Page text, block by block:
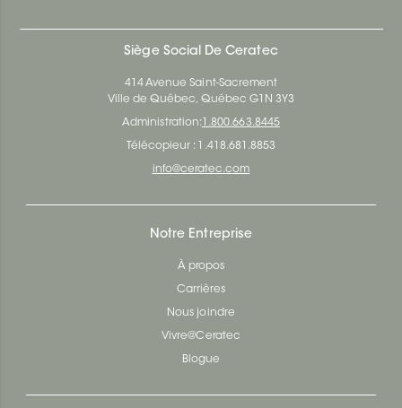
Siège Social De Ceratec
414 Avenue Saint-Sacrement
Ville de Québec, Québec G1N 3Y3
Administration: 1.800.663.8445
Télécopieur : 1.418.681.8853
info@ceratec.com
Notre Entreprise
À propos
Carrières
Nous joindre
Vivre@Ceratec
Blogue